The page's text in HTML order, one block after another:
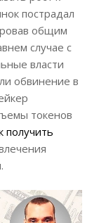
пострадал
общим
случае с
власти
обвинение в
токенов
получить